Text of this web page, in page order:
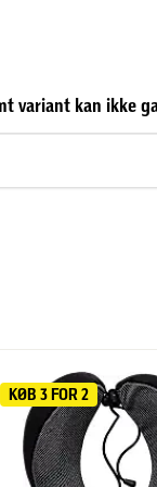
variant kan ikke
KØB 3 FOR 2